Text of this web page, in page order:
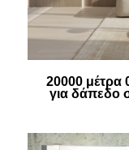
20000 μέτρα
για δάπεδο